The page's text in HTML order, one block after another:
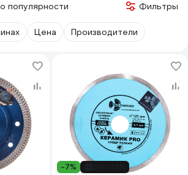
популярности Фильтры
Цена Производители
-7%